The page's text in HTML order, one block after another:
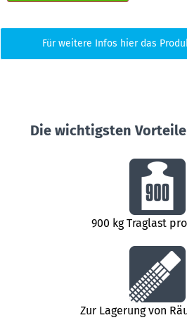
Für weitere Infos hier das
Die wichtigsten
900 kg Traglast
Zur Lagerung von